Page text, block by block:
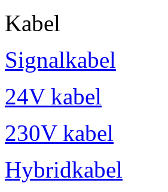
Kabel
Signalkabel
24V kabel
230V kabel
Hybridkabel